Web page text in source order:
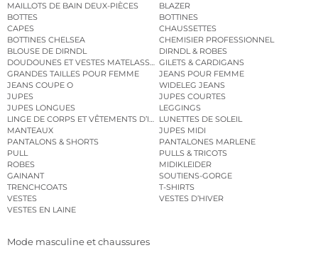
MAILLOTS DE BAIN DEUX-PIÈCES
BLAZER
BOTTES
BOTTINES
CAPES
CHAUSSETTES
BOTTINES CHELSEA
CHEMISIER PROFESSIONNEL
BLOUSE DE DIRNDL
DIRNDL & ROBES
DOUDOUNES ET VESTES MATELASSÉESGILETS & CARDIGANS
GRANDES TAILLES POUR FEMME
JEANS POUR FEMME
JEANS COUPE O
WIDELEG JEANS
JUPES
JUPES COURTES
JUPES LONGUES
LEGGINGS
LINGE DE CORPS ET VÊTEMENTS D’INTÉRIEURLUNETTES DE SOLEIL
MANTEAUX
JUPES MIDI
PANTALONS & SHORTS
PANTALONES MARLENE
PULL
PULLS & TRICOTS
ROBES
MIDIKLEIDER
GAINANT
SOUTIENS-GORGE
TRENCHCOATS
T-SHIRTS
VESTES
VESTES D’HIVER
VESTES EN LAINE
Mode masculine et chaussures